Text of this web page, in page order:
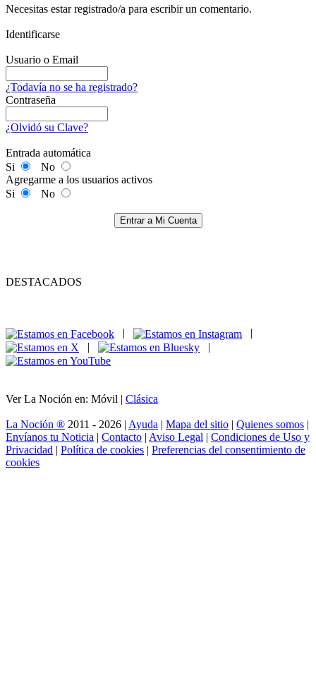
Necesitas estar registrado/a para escribir un comentario.
Identificarse
Usuario o Email
¿Todavía no se ha registrado?
Contraseña
¿Olvidó su Clave?
Entrada automática
Si
No
Agregarme a los usuarios activos
Si
No
Entrar a Mi Cuenta
DESTACADOS
|
|
Ver La Noción en: Móvil | Clásica
La Noción ® 2011 - 2026 | Ayuda | Mapa del sitio | Quienes somos |
Envíanos tu Noticia | Contacto | Aviso Legal | Condiciones de Uso y
Privacidad | Política de cookies | Preferencias del consentimiento de
cookies